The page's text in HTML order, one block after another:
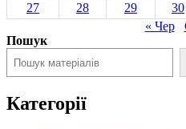
27
28 29 30
« Чер
Пошук
Категорії